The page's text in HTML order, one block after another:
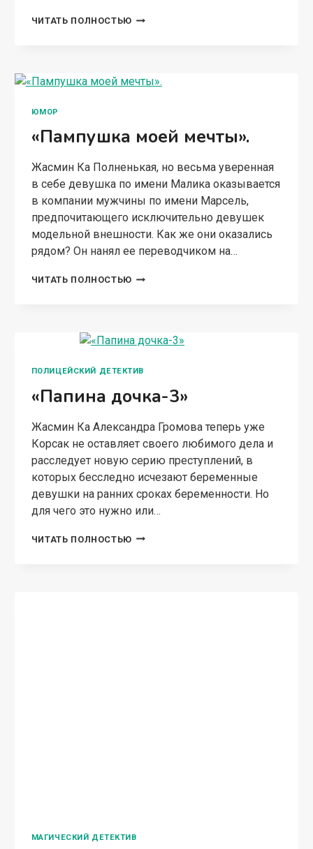
ЧИТАТЬ ПОЛНОСТЬЮ «МЕНТЫ
ЮМОР
«Пампушка моей мечты».
Жасмин Ка Полненькая, но весьма уверенная
в себе девушка по имени Малика оказывается
в компании мужчины по имени Марсель,
предпочитающего исключительно девушек
модельной внешности. Как же они оказались
рядом? Он нанял ее переводчиком на…
ЧИТАТЬ ПОЛНОСТЬЮ «ПАМПУШКА
ПОЛИЦЕЙСКИЙ ДЕТЕКТИВ
«Папина дочка-3»
Жасмин Ка Александра Громова теперь уже
Корсак не оставляет своего любимого дела и
расследует новую серию преступлений, в
которых бесследно исчезают беременные
девушки на ранних сроках беременности. Но
для чего это нужно или…
ЧИТАТЬ ПОЛНОСТЬЮ «ПАПИНА
МАГИЧЕСКИЙ ДЕТЕКТИВ